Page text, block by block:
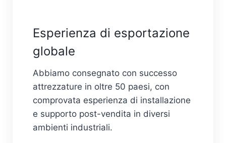
Esperienza di esportazione
globale
Abbiamo consegnato con successo
attrezzature in oltre 50 paesi, con
comprovata esperienza di installazione
e supporto post-vendita in diversi
ambienti industriali.